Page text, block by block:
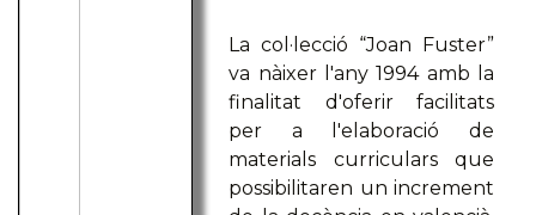
La col·lecció “Joan Fuster”
va nàixer l'any 1994 amb la
finalitat d'oferir facilitats
per a l'elaboració de
materials curriculars que
possibilitaren un increment